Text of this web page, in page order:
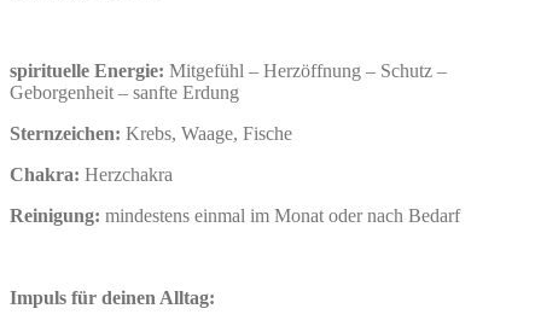
spirituelle Energie: Mitgefühl – Herzöffnung – Schutz –
Geborgenheit – sanfte Erdung
Sternzeichen: Krebs, Waage, Fische
Chakra: Herzchakra
Reinigung: mindestens einmal im Monat oder nach Bedarf
Impuls für deinen Alltag: